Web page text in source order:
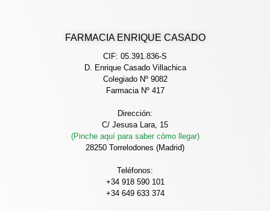
FARMACIA ENRIQUE CASADO
CIF: 05.391.836-S
D. Enrique Casado Villachica
Colegiado Nº 9082
Farmacia Nº 417
Dirección:
C/ Jesusa Lara, 15
(Pinche aquí para saber cómo llegar)
28250 Torrelodones (Madrid)
Teléfonos:
+34 918 590 101
+34 649 633 374